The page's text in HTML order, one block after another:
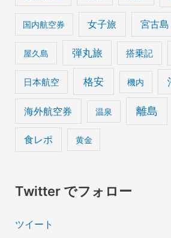
国内航空券 女子旅 宮古島
屋久島 弾丸旅 搭乗記
日本航空 格安 機内
海外航空券 温泉 離島
食レポ 黄金
Twitter でフォロー
ツイート